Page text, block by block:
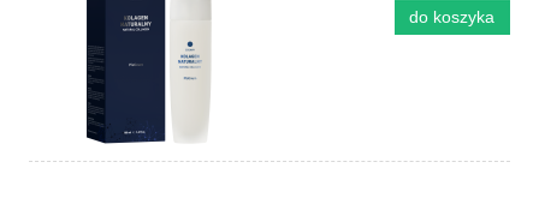
do koszyka